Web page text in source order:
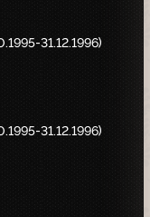
31.12.1996)
31.12.1996)